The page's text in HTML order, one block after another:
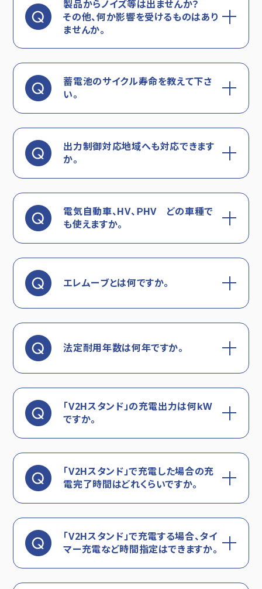
製品からノイズ等は出ませんか？
その他、何か影響を受けるものはあり
ませんか。
蓄電池のサイクル寿命を教えて下さ
い。
出力制御対応地域へも対応できます
か。
電気自動車、HV、ＰHV どの車種で
も使えますか。
エレムーブとは何ですか。
法定耐用年数は何年ですか。
「V2Hスタンド」の充電出力は何kW
ですか。
「V2Hスタンド」で充電した場合の充
電完了時間はどれくらいですか。
「V2Hスタンド」で充電する場合、タイ
マー充電など時間指定はできますか。